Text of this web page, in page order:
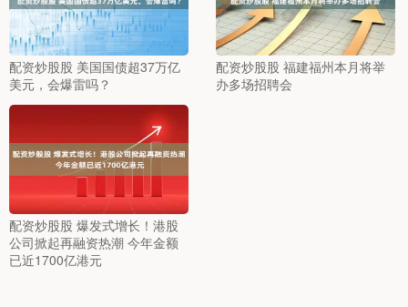
配资炒股股 美国国债超37万亿
美元，会爆雷吗？
配资炒股股 福建福州本月将举
办多场招聘会
配资炒股股 爆发式增长！港股
公司掀起再融资热潮 今年金额
已近1700亿港元